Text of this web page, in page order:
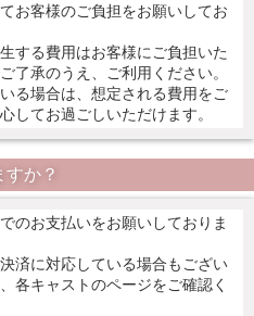
お客様のご負担をお願いしてお
する費用はお客様にご負担いた
了承のうえ、ご利用ください。
る場合は、想定される費用をご
してお過ごしいただけます。
か？
のお支払いをお願いしておりま
済に対応している場合もござい
各キャストのページをご確認く